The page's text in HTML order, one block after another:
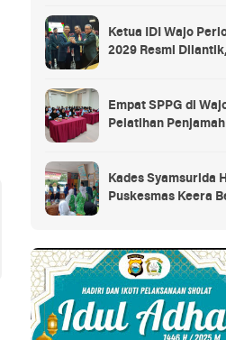
Ketua IDI Wajo
2029 Resmi Dilantik,
Kesehatan
Empat SPPG di
Pelatihan
Kades Syamsurida
Puskesmas Keera